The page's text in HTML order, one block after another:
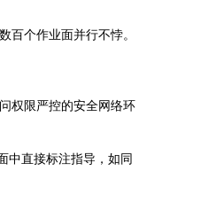
百个作业面并行不悖。
权限严控的安全网络环
中直接标注指导，如同